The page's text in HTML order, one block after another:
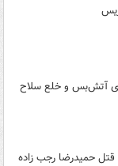
آتش‌بس و خلع سلاح
قتل حمیدرضا رجب زاده